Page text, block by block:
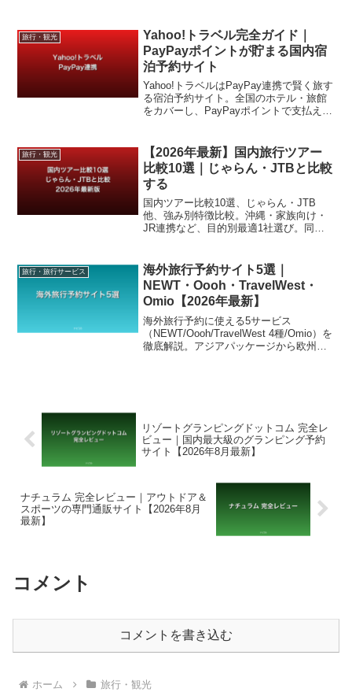
旅行・観光
Yahoo!トラベル完全ガイド｜
PayPayポイントが貯まる国内宿
泊予約サイト
Yahoo!トラベルはPayPay連携で賢く旅す
る宿泊予約サイト。全国のホテル・旅館
をカバーし、PayPayポイントで支払え
加還元あり。旅行を計画する方におすす
め。
旅行・観光
【2026年最新】国内旅行ツアー
比較10選｜じゃらん・JTBと比較
する
国内ツアー比較10選、じゃらん・JTB
他、強み別特徴比較。沖縄・家族向け・
JR連携など、目的別最適1社選び。同じ
ト、JR連携、家族向けなど、それぞれの
強みを比較。選び方ガイド付き、おすす
めプラン紹介。旅行計画をスムーズに。
旅行・旅行サービス
海外旅行予約サイト5選｜
NEWT・Oooh・TravelWest・
Omio【2026年最新】
海外旅行予約に使える5サービス
（NEWT/Oooh/TravelWest 4種/Omio）を
徹底解説。アジアパッケージから欧州交
リゾートグランピングドットコム 完全レ
ビュー｜国内最大級のグランピング予約
サイト【2026年8月最新】
ナチュラム 完全レビュー｜アウトドア＆
スポーツの専門通販サイト【2026年8月
最新】
コメント
コメントを書き込む
ホーム 旅行・観光